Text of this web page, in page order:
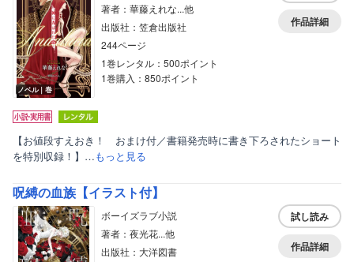
ノベル｜巻
著者：華藤えれな...他
出版社：笠倉出版社
244ページ
1巻レンタル：500ポイント
1巻購入：850ポイント
作品詳細
【お値段すえおき！ おまけ付／書籍発売時に書き下ろされたショート
を特別収録！】…もっと見る
呪縛の血族【イラスト付】
ボーイズラブ小説
著者：夜光花...他
出版社：大洋図書
試し読み
作品詳細